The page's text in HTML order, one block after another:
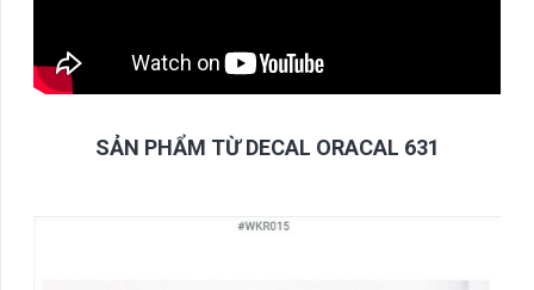
SẢN PHẨM TỪ DECAL ORACAL 631